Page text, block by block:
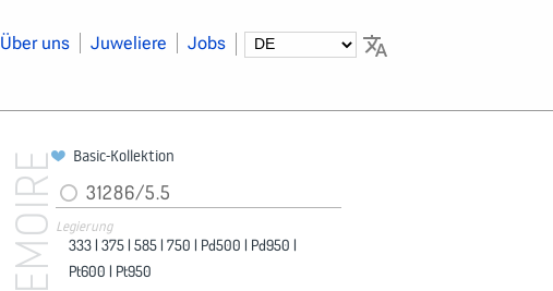
Über uns Juweliere Jobs
MEMOIRE Basic-Kollektion
31286/5.5
Legierung
333 | 375 | 585 | 750 | Pd500 | Pd950 |
Pt600 | Pt950